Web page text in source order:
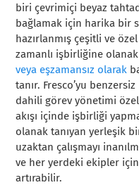
biri çevrimiçi beyaz
bağlamak için harika bir
hazırlanmış çeşitli ve
zamanlı işbirliğine
veya eşzamansız olarak
tanır. Fresco’yu
dahili görev yönetimi
akışı içinde işbirliği
olanak tanıyan yerleşik
uzaktan çalışmayı
ve her yerdeki ekipler
artırabilir.